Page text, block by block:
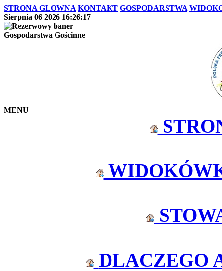
STRONA GLOWNA KONTAKT GOSPODARSTWA
Sierpnia 06 2026 16:26:17
Gospodarstwa Gościnne
MENU
DLACZEGO